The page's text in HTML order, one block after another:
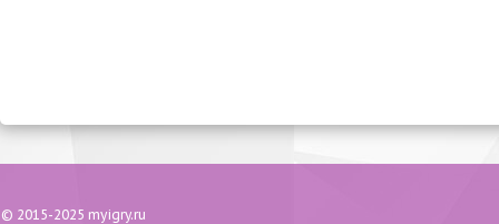
© 2015-2025 myigry.ru